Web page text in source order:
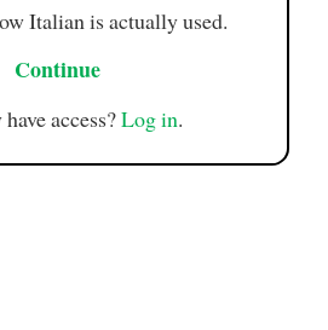
Italian is actually used.
Continue
access?Log in.